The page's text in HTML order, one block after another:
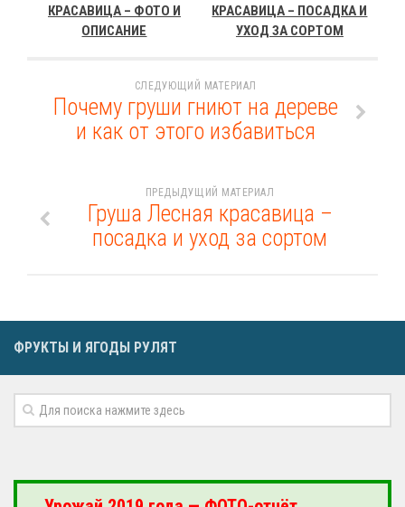
КРАСАВИЦА – ФОТО И
ОПИСАНИЕ
КРАСАВИЦА – ПОСАДКА И
УХОД ЗА СОРТОМ
СЛЕДУЮЩИЙ МАТЕРИАЛ
Почему груши гниют на дереве
и как от этого избавиться
ПРЕДЫДУЩИЙ МАТЕРИАЛ
Груша Лесная красавица –
посадка и уход за сортом
ФРУКТЫ И ЯГОДЫ РУЛЯТ